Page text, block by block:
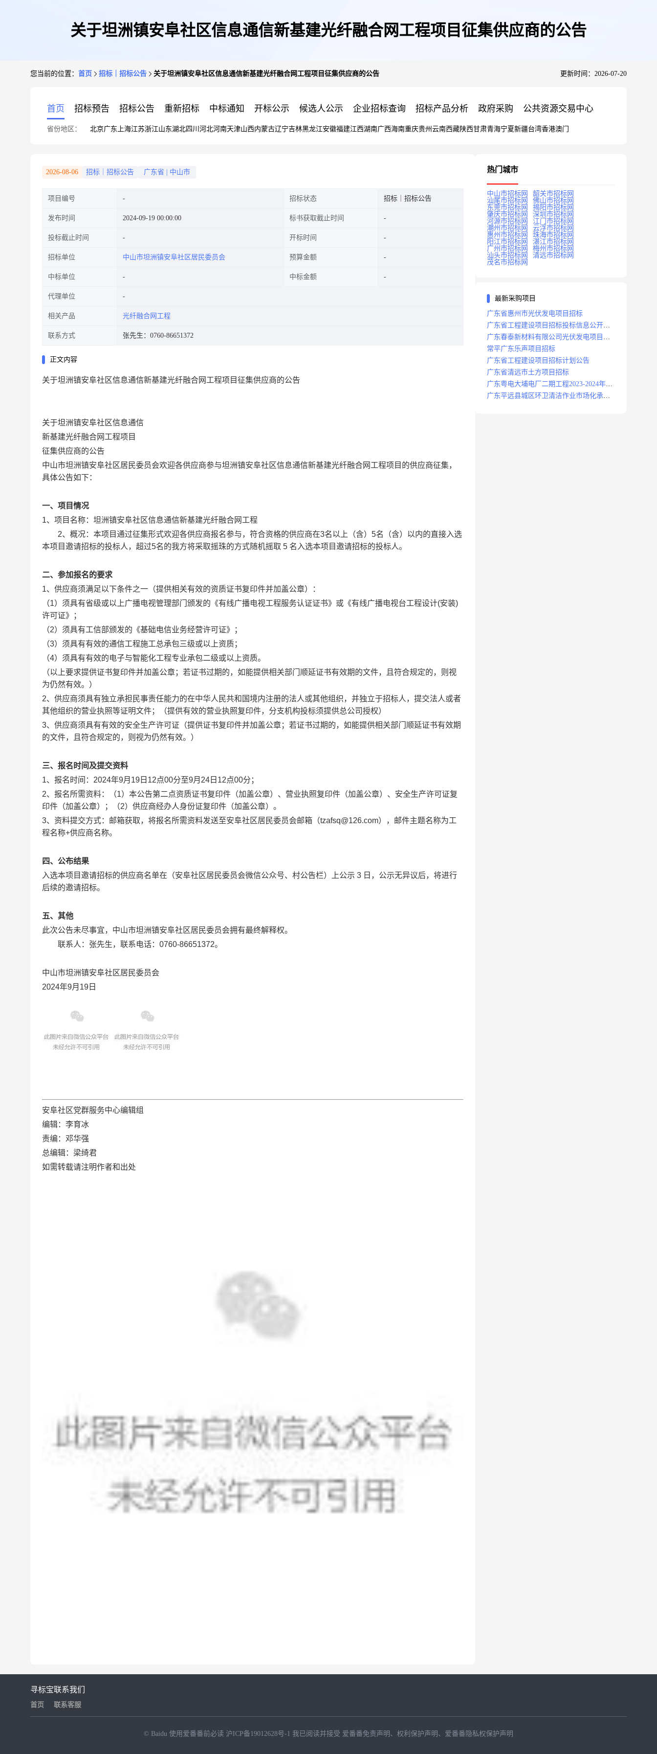
关于坦洲镇安阜社区信息通信新基建光纤融合网工程项目征集供应商的公告
您当前的位置： 首页 招标｜招标公告 关于坦洲镇安阜社区信息通信新基建光纤融合网工程项目征集供应商的公告 更新时间：2026-07-20
首页 招标预告 招标公告 重新招标 中标通知 开标公示 候选人公示 企业招标查询 招标产品分析 政府采购 公共资源交易中心
省份地区： 北京广东 上海江苏浙江山东湖北四川 河北河南天津山西内蒙古辽宁吉林黑龙江安徽福建江西湖南广西海南重庆贵州 云南西藏陕西甘肃青海宁夏新疆台湾香港澳门
2026-08-06 招标｜招标公告 广东省 中山市
项目编号 招标状态 招标｜招标公告
发布时间 2024-09-19 00:00:00 标书获取截止时间
投标截止时间 开标时间
招标单位 中山市坦洲镇安阜社区居民委员会 预算金额
中标单位 中标金额
代理单位
相关产品 光纤融合网工程
联系方式 张先生：0760-86651372
正文内容
关于坦洲镇安阜社区信息通信新基建光纤融合网工程项目征集供应商的公告
关于坦洲镇安阜社区信息通信
新基建光纤融合网工程项目
征集供应商的公告
中山市坦洲镇安阜社区居民委员会欢迎各供应商参与坦洲镇安阜社区信息通信新基建光纤融合网工程项目的供应商征集，
具体公告如下：
一、项目情况
1、项目名称：坦洲镇安阜社区信息通信新基建光纤融合网工程
2、概况：本项目通过征集形式欢迎各供应商报名参与，符合资格的供应商在3名以上（含）5名（含）以内的直接入选
本项目邀请招标的投标人，超过5名的我方将采取摇珠的方式随机摇取 5 名入选本项目邀请招标的投标人。
二、 参加报名的要求
1、供应商须满足以下条件之一（提供相关有效的资质证书复印件并加盖公章）：
（1）须具有省级或以上广播电视管理部门颁发的《有线广播电视工程服务认证证书》或《有线广播电视台工程设计(安装)
许可证》；
（2）须具有工信部颁发的《基础电信业务经营许可证》；
（3）须具有有效的通信工程施工总承包三级或以上资质；
（4）须具有有效的电子与智能化工程专业承包二级或以上资质。
（以上要求提供证书复印件并加盖公章；若证书过期的，如能提供相关部门顺延证书有效期的文件，且符合规定的，则视
为仍然有效。）
2、供应商须具有独立承担民事责任能力的在中华人民共和国境内注册的法人或其他组织，并独立于招标人，提交法人或者
其他组织的营业执照等证明文件；（提供有效的营业执照复印件，分支机构投标须提供总公司授权）
3、供应商须具有有效的安全生产许可证（提供证书复印件并加盖公章；若证书过期的，如能提供相关部门顺延证书有效期
的文件，且符合规定的，则视为仍然有效。）
三、 报名时间及提交资料
1、报名时间：2024年9月19日12点00分至9月24日12点00分；
2、报名所需资料：（1）本公告第二点资质证书复印件（加盖公章）、营业执照复印件（加盖公章）、安全生产许可证复
印件（加盖公章）；（2）供应商经办人身份证复印件（加盖公章）。
3、资料提交方式：邮箱获取，将报名所需资料发送至安阜社区居民委员会邮箱（tzafsq@126.com），邮件主题名称为工
程名称+供应商名称。
四、 公布结果
入选本项目邀请招标的供应商名单在（安阜社区居民委员会微信公众号、村公告栏）上公示 3 日，公示无异议后，将进行
后续的邀请招标。
五、其他
此次公告未尽事宜，中山市坦洲镇安阜社区居民委员会拥有最终解释权。
联系人：张先生，联系电话：0760-86651372。
中山市坦洲镇安阜社区居民委员会
2024年9月19日
安阜社区党群服务中心编辑组
编辑：李育冰
责编：邓华强
总编辑：梁绮君
如需转载请注明作者和出处
热门城市
中山市招标网
韶关市招标网
汕尾市招标网
佛山市招标网
东莞市招标网
揭阳市招标网
肇庆市招标网
深圳市招标网
河源市招标网
江门市招标网
潮州市招标网
云浮市招标网
惠州市招标网
珠海市招标网
阳江市招标网
湛江市招标网
广州市招标网
梅州市招标网
汕头市招标网
清远市招标网
茂名市招标网
最新采购项目
广东省惠州市光伏发电项目招标
广东省工程建设项目招标投标信息公开目
录
广东春泰新材料有限公司光伏发电项目招
标
常平广东乐声项目招标
广东省工程建设项目招标计划公告
广东省清远市土方项目招标
广东粤电大埔电厂二期工程2023-2024年度
安保服务项目招标公告
广东平远县城区环卫清洁作业市场化承包
寻标宝
首页
联系我们
联系客服
© Baidu 使用爱番番前必读 沪ICP备19012628号-1 我已阅读并接受 爱番番免责声明 、 权利保护声明 、 爱番番隐私权保护声明